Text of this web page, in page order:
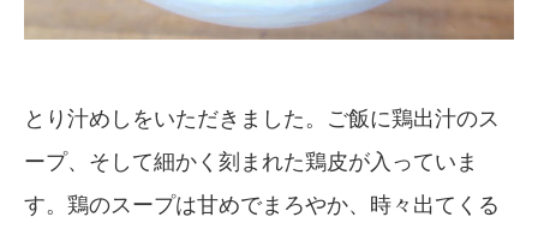
とり汁めしをいただきました。ご飯に鶏出汁のス
ープ、そして細かく刻まれた鶏皮が入っていま
す。鶏のスープは甘めでまろやか、時々出てくる